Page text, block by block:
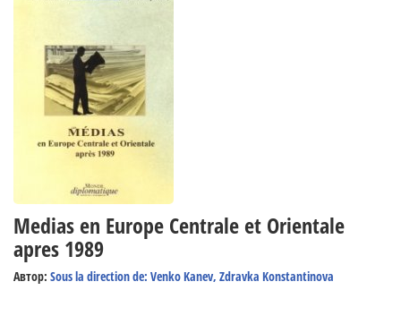
Medias en Europe Centrale et Orientale
apres 1989
Автор: Sous la direction de: Venko Kanev, Zdravka Konstantinova